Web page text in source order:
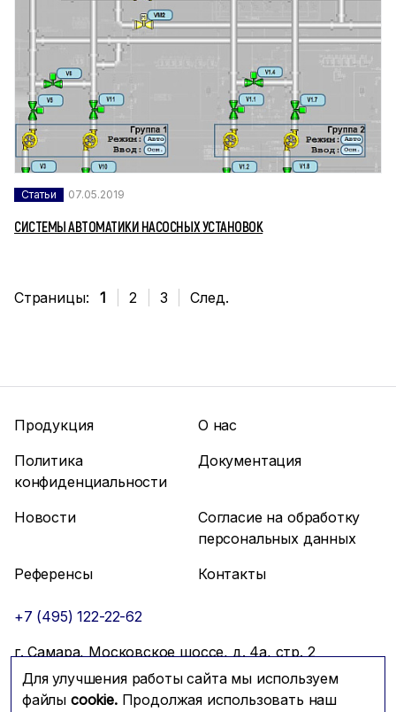
Статьи 07.05.2019
СИСТЕМЫ АВТОМАТИКИ НАСОСНЫХ УСТАНОВОК
Страницы: 1 2 3 След.
Для улучшения работы сайта мы используем
файлы cookie.Продолжая использовать наш
Продукция
О нас
Политика
конфиденциальности
Документация
Новости
Согласие на обработку
персональных данных
Референсы
Контакты
+7 (495) 122-22-62
г. Самара, Московское шоссе, д. 4а, стр. 2
info@mfmc.ru
Связаться с нами